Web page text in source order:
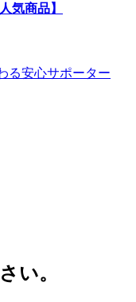
気商品】
る安心サポーター
い。